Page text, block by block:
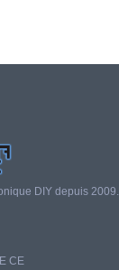
DIY depuis 2009.
CE